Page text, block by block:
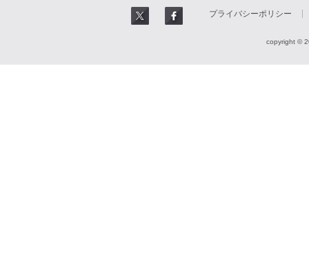
プライバシーポリシー
copyright ©